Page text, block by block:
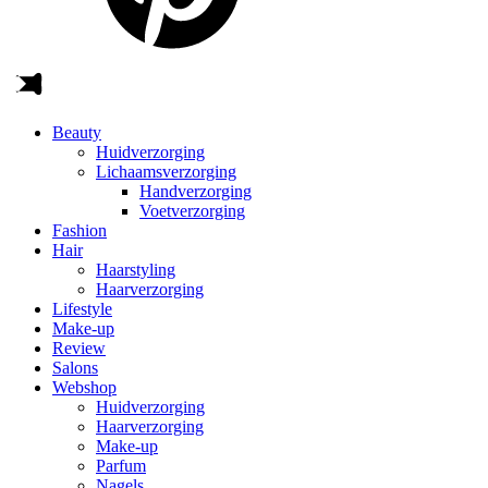
Beauty
Huidverzorging
Lichaamsverzorging
Handverzorging
Voetverzorging
Fashion
Hair
Haarstyling
Haarverzorging
Lifestyle
Make-up
Review
Salons
Webshop
Huidverzorging
Haarverzorging
Make-up
Parfum